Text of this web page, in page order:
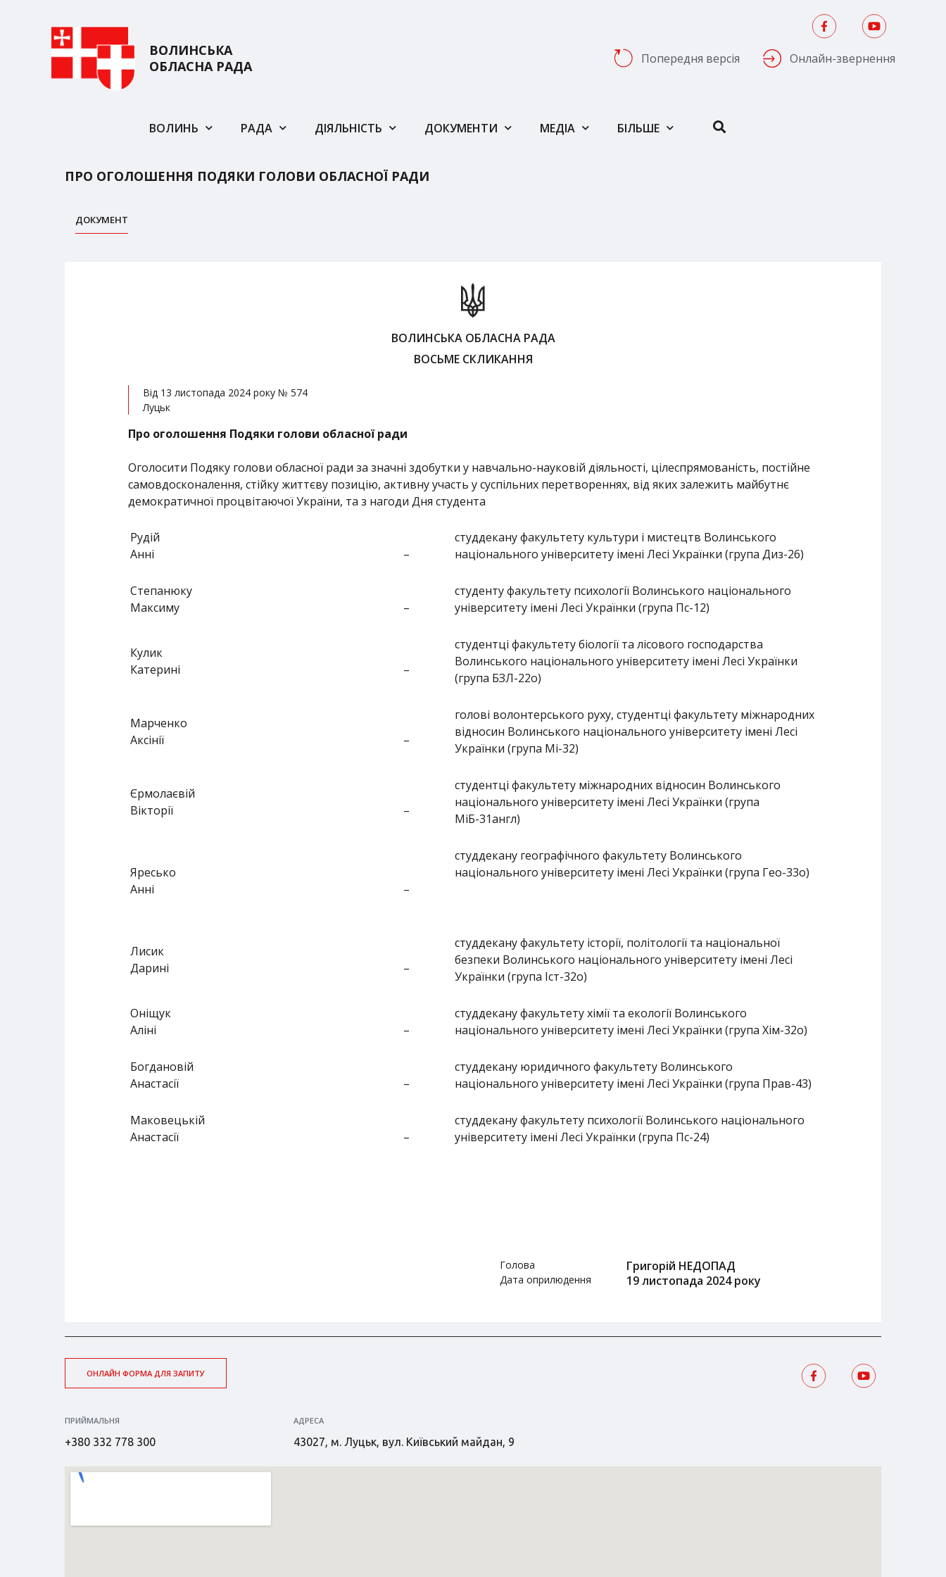
ВОЛИНСЬКА
ОБЛАСНА РАДА
Попередня версія Онлайн-звернення
ВОЛИНЬ РАДА ДІЯЛЬНІСТЬ ДОКУМЕНТИ МЕДІА БІЛЬШЕ
ПРО ОГОЛОШЕННЯ ПОДЯКИ ГОЛОВИ ОБЛАСНОЇ РАДИ
ДОКУМЕНТ
ВОЛИНСЬКА ОБЛАСНА РАДА
ВОСЬМЕ СКЛИКАННЯ
Від 13 листопада 2024 року № 574
Луцьк
Про оголошення Подяки голови обласної ради
Оголосити Подяку голови обласної ради за значні здобутки у навчально-науковій діяльності, цілеспрямованість, постійне
самовдосконалення, стійку життєву позицію, активну участь у суспільних перетвореннях, від яких залежить майбутнє
демократичної процвітаючої України, та з нагоди Дня студента
Рудій
Анні
–
студдекану факультету культури і мистецтв Волинського
національного університету імені Лесі Українки (група Диз-26)
Степанюку
Максиму
–
студенту факультету психології Волинського національного
університету імені Лесі Українки (група Пс-12)
Кулик
Катерині
–
студентці факультету біології та лісового господарства
Волинського національного університету імені Лесі Українки
(група БЗЛ-22о)
Марченко
Аксінії
–
голові волонтерського руху, студентці факультету міжнародних
відносин Волинського національного університету імені Лесі
Українки (група Мі-32)
Єрмолаєвій
Вікторії
–
студентці факультету міжнародних відносин Волинського
національного університету імені Лесі Українки (група
МіБ-31англ)
Яресько
Анні
–
студдекану географічного факультету Волинського
національного університету імені Лесі Українки (група Гео-33о)
Лисик
Дарині
–
студдекану факультету історії, політології та національної
безпеки Волинського національного університету імені Лесі
Українки (група Іст-32о)
Оніщук
Аліні
–
студдекану факультету хімії та екології Волинського
національного університету імені Лесі Українки (група Хім-32о)
Богдановій
Анастасії
–
студдекану юридичного факультету Волинського
національного університету імені Лесі Українки (група Прав-43)
Маковецькій
Анастасії
–
студдекану факультету психології Волинського національного
університету імені Лесі Українки (група Пс-24)
Голова Григорій НЕДОПАД
Дата оприлюдення 19 листопада 2024 року
ОНЛАЙН ФОРМА ДЛЯ ЗАПИТУ
ПРИЙМАЛЬНЯ
+380 332 778 300
АДРЕСА
43027, м. Луцьк, вул. Київський майдан, 9